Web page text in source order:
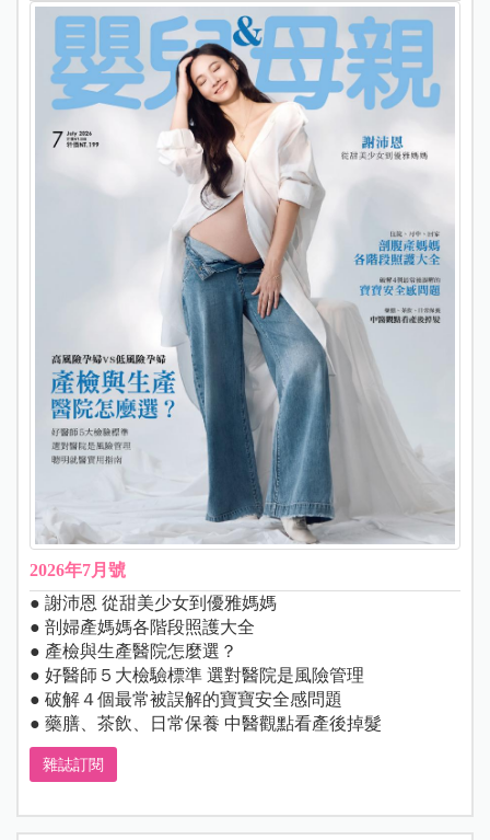
2026年7月號
● 謝沛恩 從甜美少女到優雅媽媽
● 剖婦產媽媽各階段照護大全
● 產檢與生產醫院怎麼選？
● 好醫師５大檢驗標準 選對醫院是風險管理
● 破解４個最常被誤解的寶寶安全感問題
● 藥膳、茶飲、日常保養 中醫觀點看產後掉髮
雜誌訂閱